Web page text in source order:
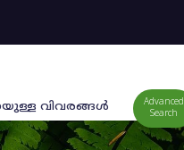
വിവരങ്ങള്‍
Advanced
Search